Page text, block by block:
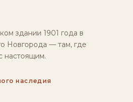
здании 1901 года в
Новгорода — там, где
настоящим.
наследия